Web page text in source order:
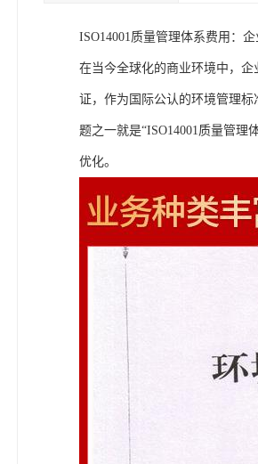
ISO14001质量管理体系费用：
在当今全球化的商业环境中，
证，作为国际公认的环境管理标
题之一就是“ISO14001质量管
优化。